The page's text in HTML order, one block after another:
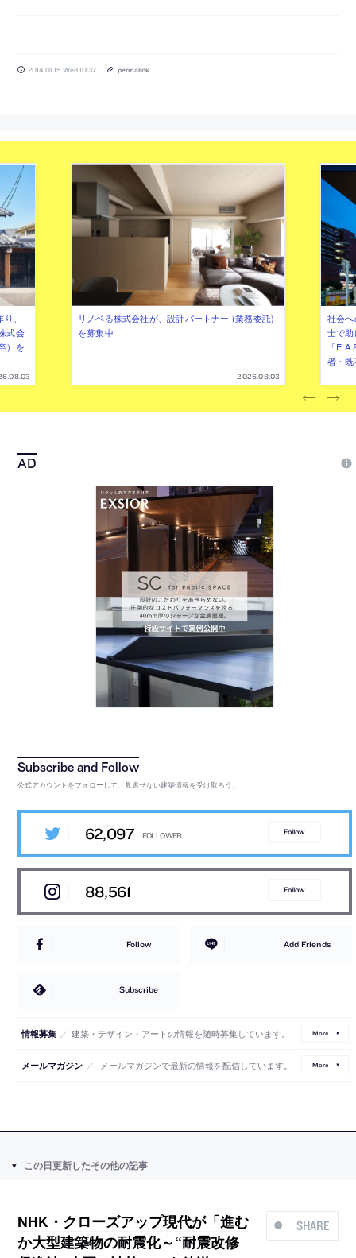
2014.01.15 Wed 10:37 permalink
、
式会
）を
リノベる株式会社が、設計パートナー (業務委託)
を募集中
2026.08.03
社会
士で
「
者・
公式アカウントをフォローして、見逃せない建築情報を受け取ろう。
62,097 Follow
88,561 Follow
Follow Add Friends
Subscribe
情報募集 ／ 建築・デザイン・アートの情報を随時募集しています。 More
メールマガジン ／ メールマガジンで最新の情報を配信しています。 More
この日更新したその他の記事
SHARE
NHK・クローズアップ現代が「進む
か大型建築物の耐震化～“耐震改修